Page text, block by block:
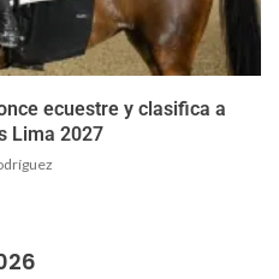
ecuestre y clasifica a
Lima 2027